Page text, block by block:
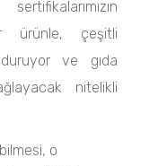
ürünle, çeşitli
ve gıda
nitelikli
o